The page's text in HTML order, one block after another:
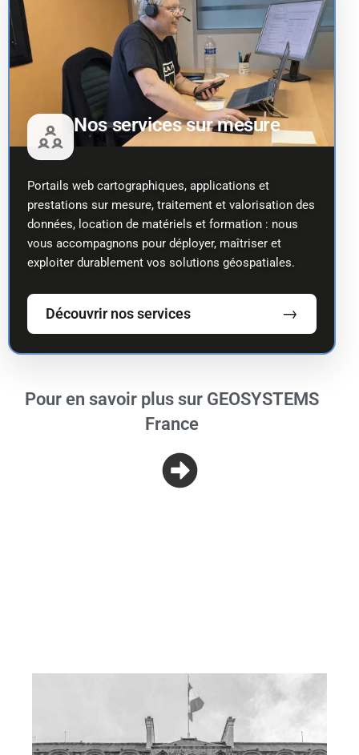
Nos services sur mesure
Portails web cartographiques, applications et
prestations sur mesure, traitement et valorisation des
données, location de matériels et formation : nous
vous accompagnons pour déployer, maîtriser et
exploiter durablement vos solutions géospatiales.
Découvrir nos services →
Pour en savoir plus sur GEOSYSTEMS
France
Antennes GNSS